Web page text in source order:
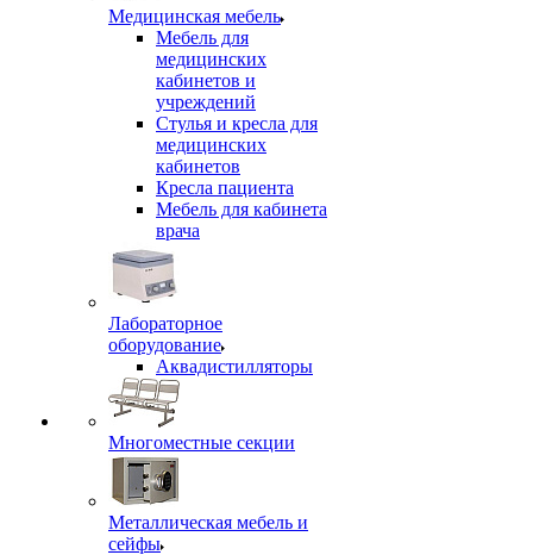
Медицинская мебель
Мебель для
медицинских
кабинетов и
учреждений
Стулья и кресла для
медицинских
кабинетов
Кресла пациента
Мебель для кабинета
врача
Лабораторное
оборудование
Аквадистилляторы
Многоместные секции
Металлическая мебель и
сейфы